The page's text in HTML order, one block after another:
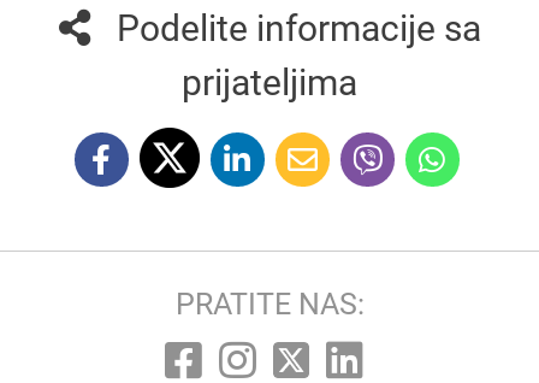
Podelite informacije sa
prijateljima
PRATITE NAS: